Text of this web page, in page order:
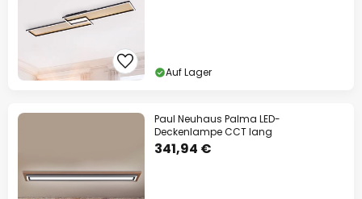
Auf Lager
Paul Neuhaus Palma LED-
Deckenlampe CCT lang
341,94 €